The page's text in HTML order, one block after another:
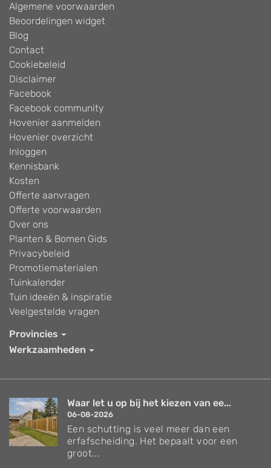
Algemene voorwaarden
Beoordelingen widget
Blog
Contact
Cookiebeleid
Disclaimer
Facebook
Facebook community
Hovenier aanmelden
Hovenier overzicht
Inloggen
Kennisbank
Kosten
Offerte aanvragen
Offerte voorwaarden
Over ons
Planten & Bomen Gids
Privacybeleid
Promotiematerialen
Tuinkalender
Tuin ideeën & inspiratie
Veelgestelde vragen
Provincies
Werkzaamheden
Waar let u op bij het kiezen van ee...
06-08-2026
Een schutting is veel meer dan een
erfafscheiding. Het bepaalt voor een
groot...